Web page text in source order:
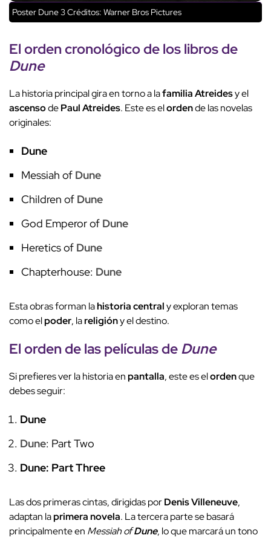
Poster Dune 3Créditos: Warner Bros Pictures
Elorden cronológicode loslibrosde
Dune
La historia principal gira en torno a lafamilia Atreidesy el
ascensodePaul Atreides. Este es elordende las novelas
originales:
Dune
Messiah of Dune
Children of Dune
God Emperor of Dune
Heretics of Dune
Chapterhouse: Dune
Esta obras forman lahistoria centraly exploran temas
como elpoder, lareligióny el destino.
Elordende las películas deDune
Si prefieres ver la historia enpantalla, este es elordenque
debes seguir:
Dune
Dune: Part Two
Dune: Part Three
Las dos primeras cintas, dirigidas porDenis Villeneuve,
adaptan laprimera novela. La tercera parte se basará
principalmente en Messiah ofDune, lo que marcará un tono